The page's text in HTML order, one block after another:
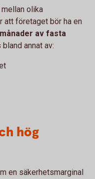
olika
att företaget bör ha en
av fasta
annat av:
hög
en säkerhetsmarginal